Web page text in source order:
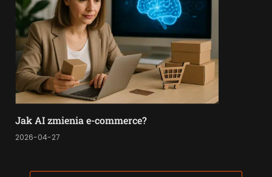
Jak AI zmienia e-commerce?
2026-04-27